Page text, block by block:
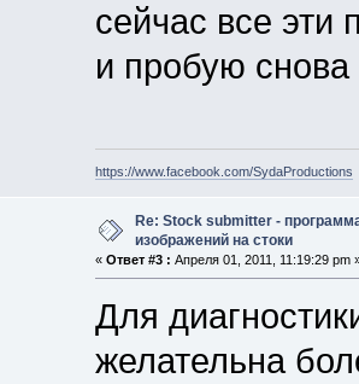
сейчас все эти
и пробую снова
https://www.facebook.com/SydaProductions
Re: Stock submitter -
изображений на стоки
«Ответ #3 : Апреля 01, 2011, 11:19:29 pm
Для
желательна